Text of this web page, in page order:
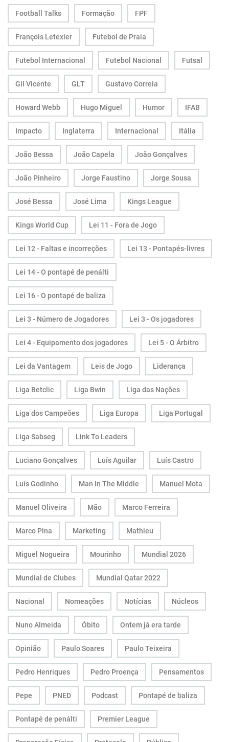
Football Talks Formação FPF
François Letexier Futebol de Praia
Futebol Internacional Futebol Nacional Futsal
Gil Vicente GLT Gustavo Correia
Howard Webb Hugo Miguel Humor IFAB
Impacto Inglaterra Internacional Itália
João Bessa João Capela João Gonçalves
João Pinheiro Jorge Faustino Jorge Sousa
José Bessa José Lima Kings League
Kings World Cup Lei 11 - Fora de Jogo
Lei 12 - Faltas e incorreções Lei 13 - Pontapés-livres
Lei 14 - O pontapé de penálti
Lei 16 - O pontapé de baliza
Lei 3 - Número de Jogadores Lei 3 - Os jogadores
Lei 4 - Equipamento dos jogadores Lei 5 - O Árbitro
Lei da Vantagem Leis de Jogo Liderança
Liga Betclic Liga Bwin Liga das Nações
Liga dos Campeões Liga Europa Liga Portugal
Liga Sabseg Link To Leaders
Luciano Gonçalves Luís Aguilar Luís Castro
Luís Godinho Man In The Middle Manuel Mota
Manuel Oliveira Mão Marco Ferreira
Marco Pina Marketing Mathieu
Miguel Nogueira Mourinho Mundial 2026
Mundial de Clubes Mundial Qatar 2022
Nacional Nomeações Notícias Núcleos
Nuno Almeida Óbito Ontem já era tarde
Opinião Paulo Soares Paulo Teixeira
Pedro Henriques Pedro Proença Pensamentos
Pepe PNED Podcast Pontapé de baliza
Pontapé de penálti Premier League